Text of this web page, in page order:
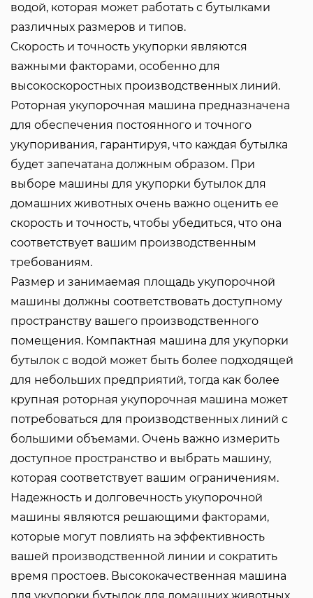
водой, которая может работать с бутылками
различных размеров и типов.
Скорость и точность укупорки являются
важными факторами, особенно для
высокоскоростных производственных линий.
Роторная укупорочная машина предназначена
для обеспечения постоянного и точного
укупоривания, гарантируя, что каждая бутылка
будет запечатана должным образом. При
выборе машины для укупорки бутылок для
домашних животных очень важно оценить ее
скорость и точность, чтобы убедиться, что она
соответствует вашим производственным
требованиям.
Размер и занимаемая площадь укупорочной
машины должны соответствовать доступному
пространству вашего производственного
помещения. Компактная машина для укупорки
бутылок с водой может быть более подходящей
для небольших предприятий, тогда как более
крупная роторная укупорочная машина может
потребоваться для производственных линий с
большими объемами. Очень важно измерить
доступное пространство и выбрать машину,
которая соответствует вашим ограничениям.
Надежность и долговечность укупорочной
машины являются решающими факторами,
которые могут повлиять на эффективность
вашей производственной линии и сократить
время простоев. Высококачественная машина